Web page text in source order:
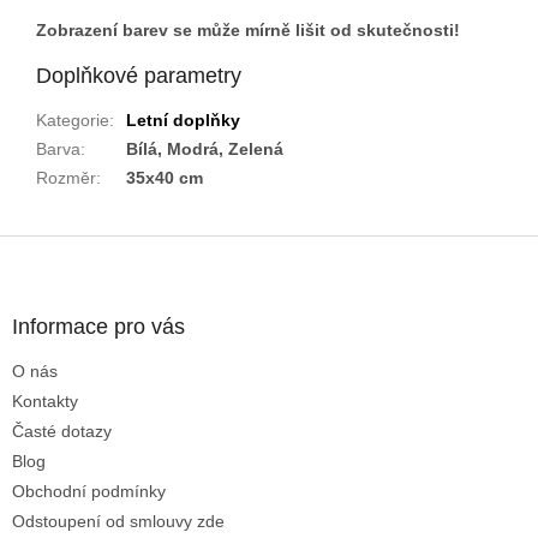
Zobrazení barev se může mírně lišit od skutečnosti!
Doplňkové parametry
Kategorie:
Letní doplňky
Barva:
Bílá, Modrá, Zelená
Rozměr: 35x40 cm
Informace pro vás
O nás
Kontakty
Časté dotazy
Blog
Obchodní podmínky
Odstoupení od smlouvy zde